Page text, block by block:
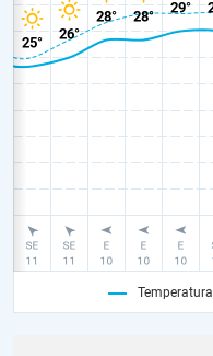
Temperatura